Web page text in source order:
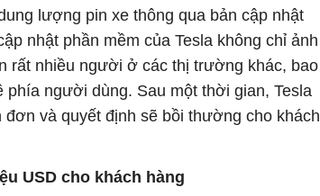
lượng pin xe thông qua bản cập nhật
nhật phần mềm của Tesla không chỉ ảnh
rất nhiều người ở các thị trường khác, bao
người dùng. Sau một thời gian, Tesla
và quyết định sẽ bồi thường cho khách
USD cho khách hàng